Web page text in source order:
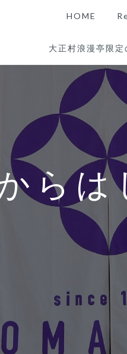
HOME
大正村浪漫亭限定
ら